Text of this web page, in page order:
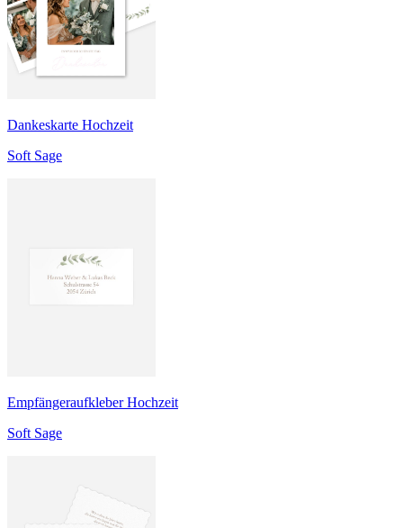
Dankeskarte Hochzeit
Soft Sage
Empfängeraufkleber Hochzeit
Soft Sage